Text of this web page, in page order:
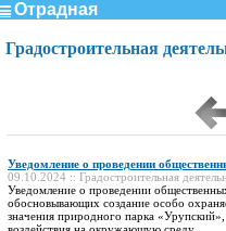
Отрадная
Градостроительная
Уведомление о проведении
09.10.2024 :: Градостроительная
Уведомление о проведении
обосновывающих создание особо
значения природного парка